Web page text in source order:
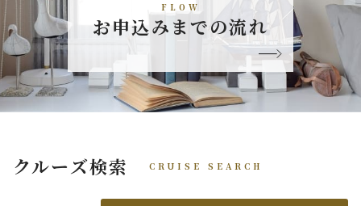
FLOW
お申込みまでの流れ
クルーズ検索 CRUISE SEARCH